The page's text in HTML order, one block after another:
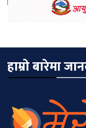
हाम्रो बारेमा